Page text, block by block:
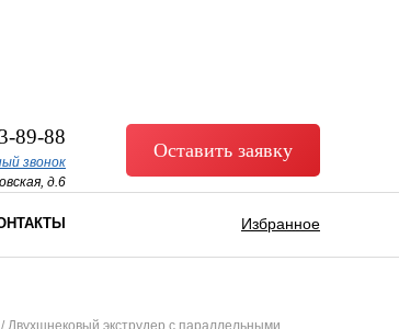
89-88
звонок
д.6
Оставить заявку
Избранное
/ Двухшнековый экструдер с параллельными